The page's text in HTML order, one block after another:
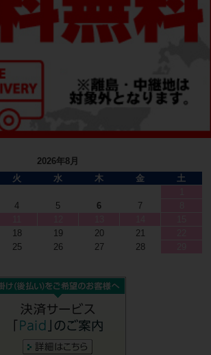
2026年8月
火 水 木 金
土
4 5 6 7
18 19 20 21
25 26 27 28